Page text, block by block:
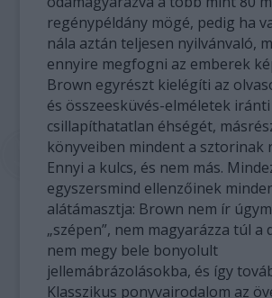
regénypéldány mögé, pedig ha
nála aztán teljesen nyilvánvaló,
ennyire megfogni az emberek
Brown egyrészt kielégíti az
és összeesküvés-elméletek iránti
csillapíthatatlan éhségét,
könyveiben mindent a sztorinak
Ennyi a kulcs, és nem más.
egyszersmind ellenzőinek
alátámasztja: Brown nem ír
„szépen”, nem magyarázza túl a
nem megy bele bonyolult
jellemábrázolásokba, és így
Klasszikus ponyvairodalom az